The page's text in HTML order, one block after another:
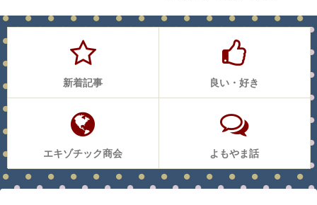
新着記事 良い・好き
エキゾチック商会 よもやま話